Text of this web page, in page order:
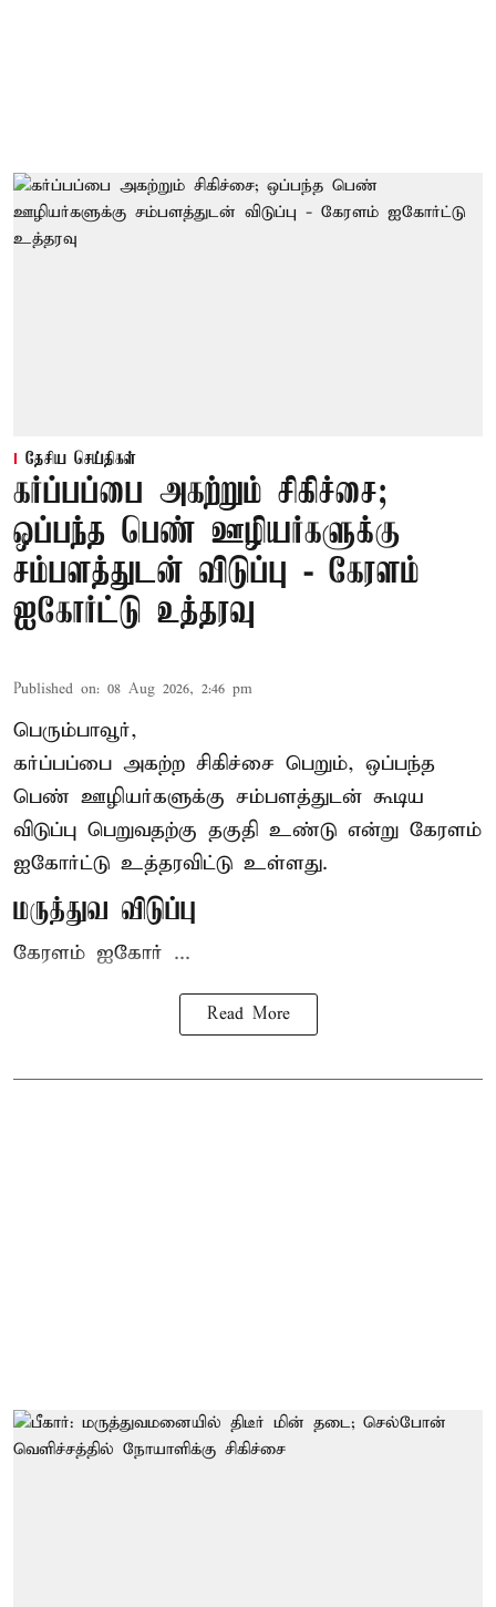
தேசிய செய்திகள்
கர்ப்பப்பை அகற்றும் சிகிச்சை;
ஒப்பந்த பெண் ஊழியர்களுக்கு
சம்பளத்துடன் விடுப்பு - கேரளம்
ஐகோர்ட்டு உத்தரவு
Published on: 08 Aug 2026, 2:46 pm
பெரும்பாவூர்,
கர்ப்பப்பை அகற்ற சிகிச்சை பெறும், ஒப்பந்த
பெண் ஊழியர்களுக்கு சம்பளத்துடன் கூடிய
விடுப்பு பெறுவதற்கு தகுதி உண்டு என்று கேரளம்
ஐகோர்ட்டு உத்தரவிட்டு உள்ளது.
மருத்துவ விடுப்பு
கேரளம் ஐகோர் ...
Read More